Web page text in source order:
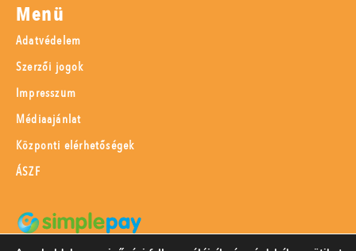
Menü
Adatvédelem
Szerzői jogok
Impresszum
Médiaajánlat
Központi elérhetőségek
ÁSZF